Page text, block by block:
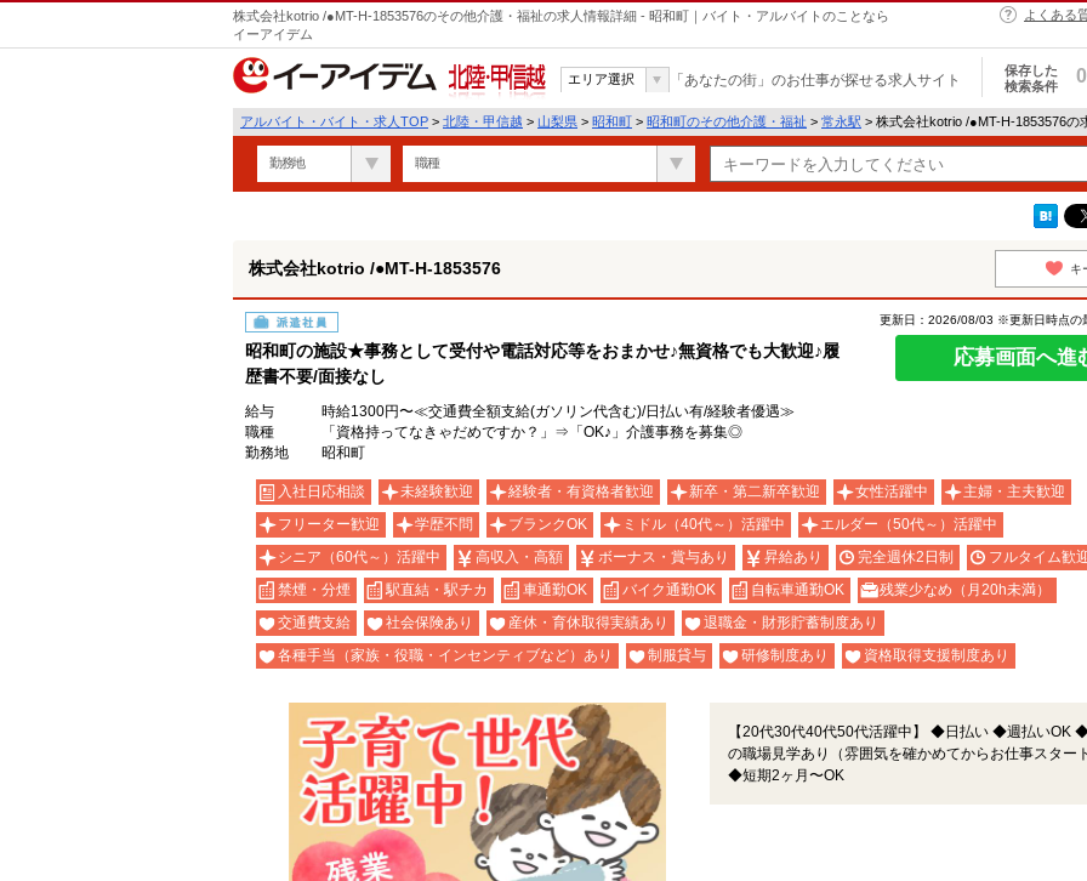
株式会社kotrio /●MT-H-1853576のその他介護・福祉の求人情報詳細 - 昭和町｜バイト・アルバイトのことなら
イーアイデム
よくある
北陸・甲信越
エリア選択 「あなたの街」のお仕事が探せる求人サイト
保存した
検索条件
0
アルバイト・バイト・求人TOP > 北陸・甲信越 > 山梨県 > 昭和町 > 昭和町のその他介護・福祉 > 常永駅 > 株式会社kotrio /●MT-H-1853576の
勤務地 職種
株式会社kotrio /●MT-H-1853576 キ
派遣社員
昭和町の施設★事務として受付や電話対応等をおまかせ♪無資格でも大歓迎♪履
歴書不要/面接なし
更新日：2026/08/03 ※更新日時点の
応募画面へ進
給与
時給1300円〜≪交通費全額支給(ガソリン代含む)/日払い有/経験者優遇≫
職種
「資格持ってなきゃだめですか？」⇒「OK♪」介護事務を募集◎
勤務地
昭和町
入社日応相談 未経験歓迎 経験者・有資格者歓迎 新卒・第二新卒歓迎 女性活躍中
主婦・主夫歓迎
フリーター歓迎
学歴不問 ブランクOK ミドル（40代～）活躍中
エルダー（50代～）活躍中
シニア（60代～）活躍中
高収入・高額 ボーナス・賞与あり 昇給あり 完全週休2日制
フルタイム歓
禁煙・分煙
駅直結・駅チカ 車通勤OK バイク通勤OK 自転車通勤OK
残業少なめ（月20h未満）
交通費支給
社会保険あり 産休・育休取得実績あり
退職金・財形貯蓄制度あり
各種手当（家族・役職・インセンティブなど）あり
制服貸与 研修制度あり 資格取得支援制度あり
【20代30代40代50代活躍中】 ◆日払い ◆週払いOK
の職場見学あり（雰囲気を確かめてからお仕事スタート
◆短期2ヶ月〜OK